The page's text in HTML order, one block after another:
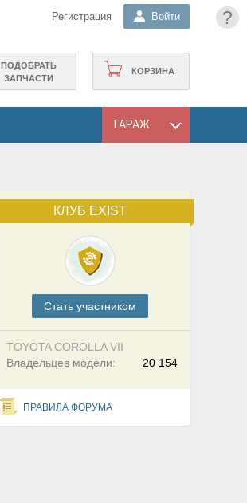
?
Регистрация Войти
КОРЗИНА
ПОДОБРАТЬ
ЗАПЧАСТИ
ГАРАЖ
КЛУБ EXIST
Cтать участником
TOYOTA COROLLA VII
20 154
Владельцев модели:
ПРАВИЛА ФОРУМА